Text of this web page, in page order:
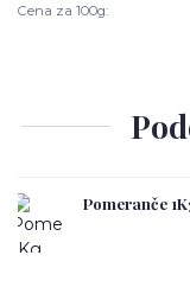
Cena za 100g:
Pomeranče